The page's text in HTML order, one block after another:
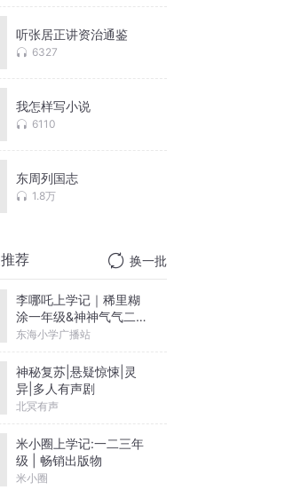
听张居正讲资治通鉴
6327
我怎样写小说
6110
东周列国志
1.8万
荐 换一批
李哪吒上学记｜稀里糊
涂一年级&神神气气二年
级
东海小学广播站
神秘复苏|悬疑惊悚|灵
异|多人有声剧
北冥有声
米小圈上学记:一二三年
级 | 畅销出版物
米小圈